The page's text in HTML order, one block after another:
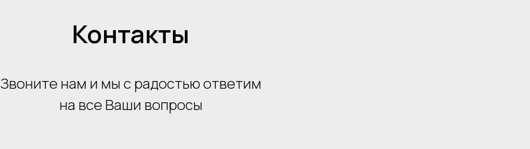
Контакты
Звоните нам и мы с радостью ответим
на все Ваши вопросы